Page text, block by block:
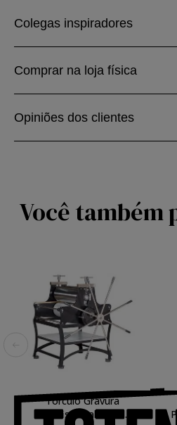
Colegas inspiradores
Comprar na loja física
Opiniões dos clientes
Você também
Torculo Gravura
Profissional 100A